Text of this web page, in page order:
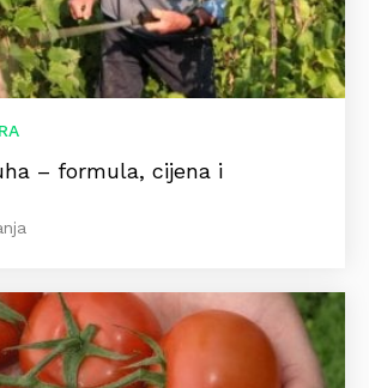
– formula, cijena i